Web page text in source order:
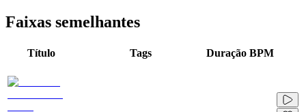
Faixas semelhantes
Título Tags Duração BPM